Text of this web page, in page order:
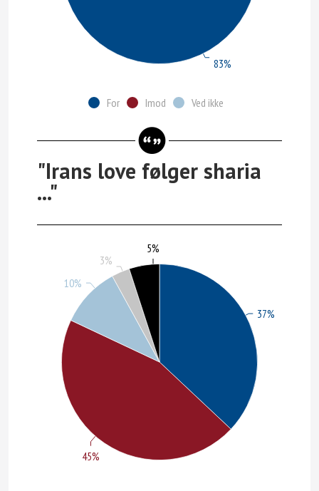
For Imod Ved ikke
83%
"Irans love følger sharia
..."
37%
45%
10%
3%
5%